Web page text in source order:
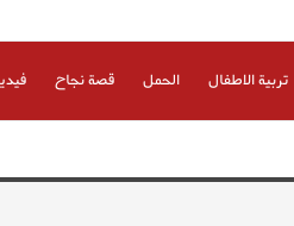
تربية الاطفال الحمل قصة نجاح